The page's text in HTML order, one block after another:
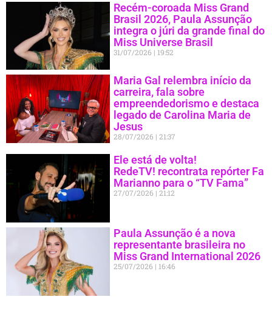
Recém-coroada Miss Grand
Brasil 2026, Paula Assunção
integra o júri da grande final do
Miss Universe Brasil
31/07/2026 19:52
Maria Gal relembra início da
carreira, fala sobre
empreendedorismo e destaca
legado de Carolina Maria de
Jesus
28/07/2026 21:37
Ele está de volta!
RedeTV! recontrata repórter Fa
Marianno para o “TV Fama”
27/07/2026 21:12
Paula Assunção é a nova
representante brasileira no
Miss Grand International 2026
25/07/2026 16:46